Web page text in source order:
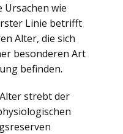
Ursachen wie
Linie betrifft
Alter, die sich
besonderen Art
befinden.
strebt der